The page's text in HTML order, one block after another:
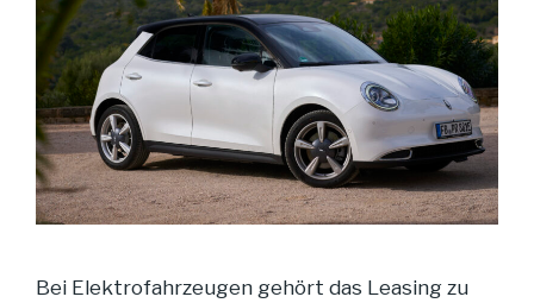
Bei Elektrofahrzeugen gehört das Leasing zu